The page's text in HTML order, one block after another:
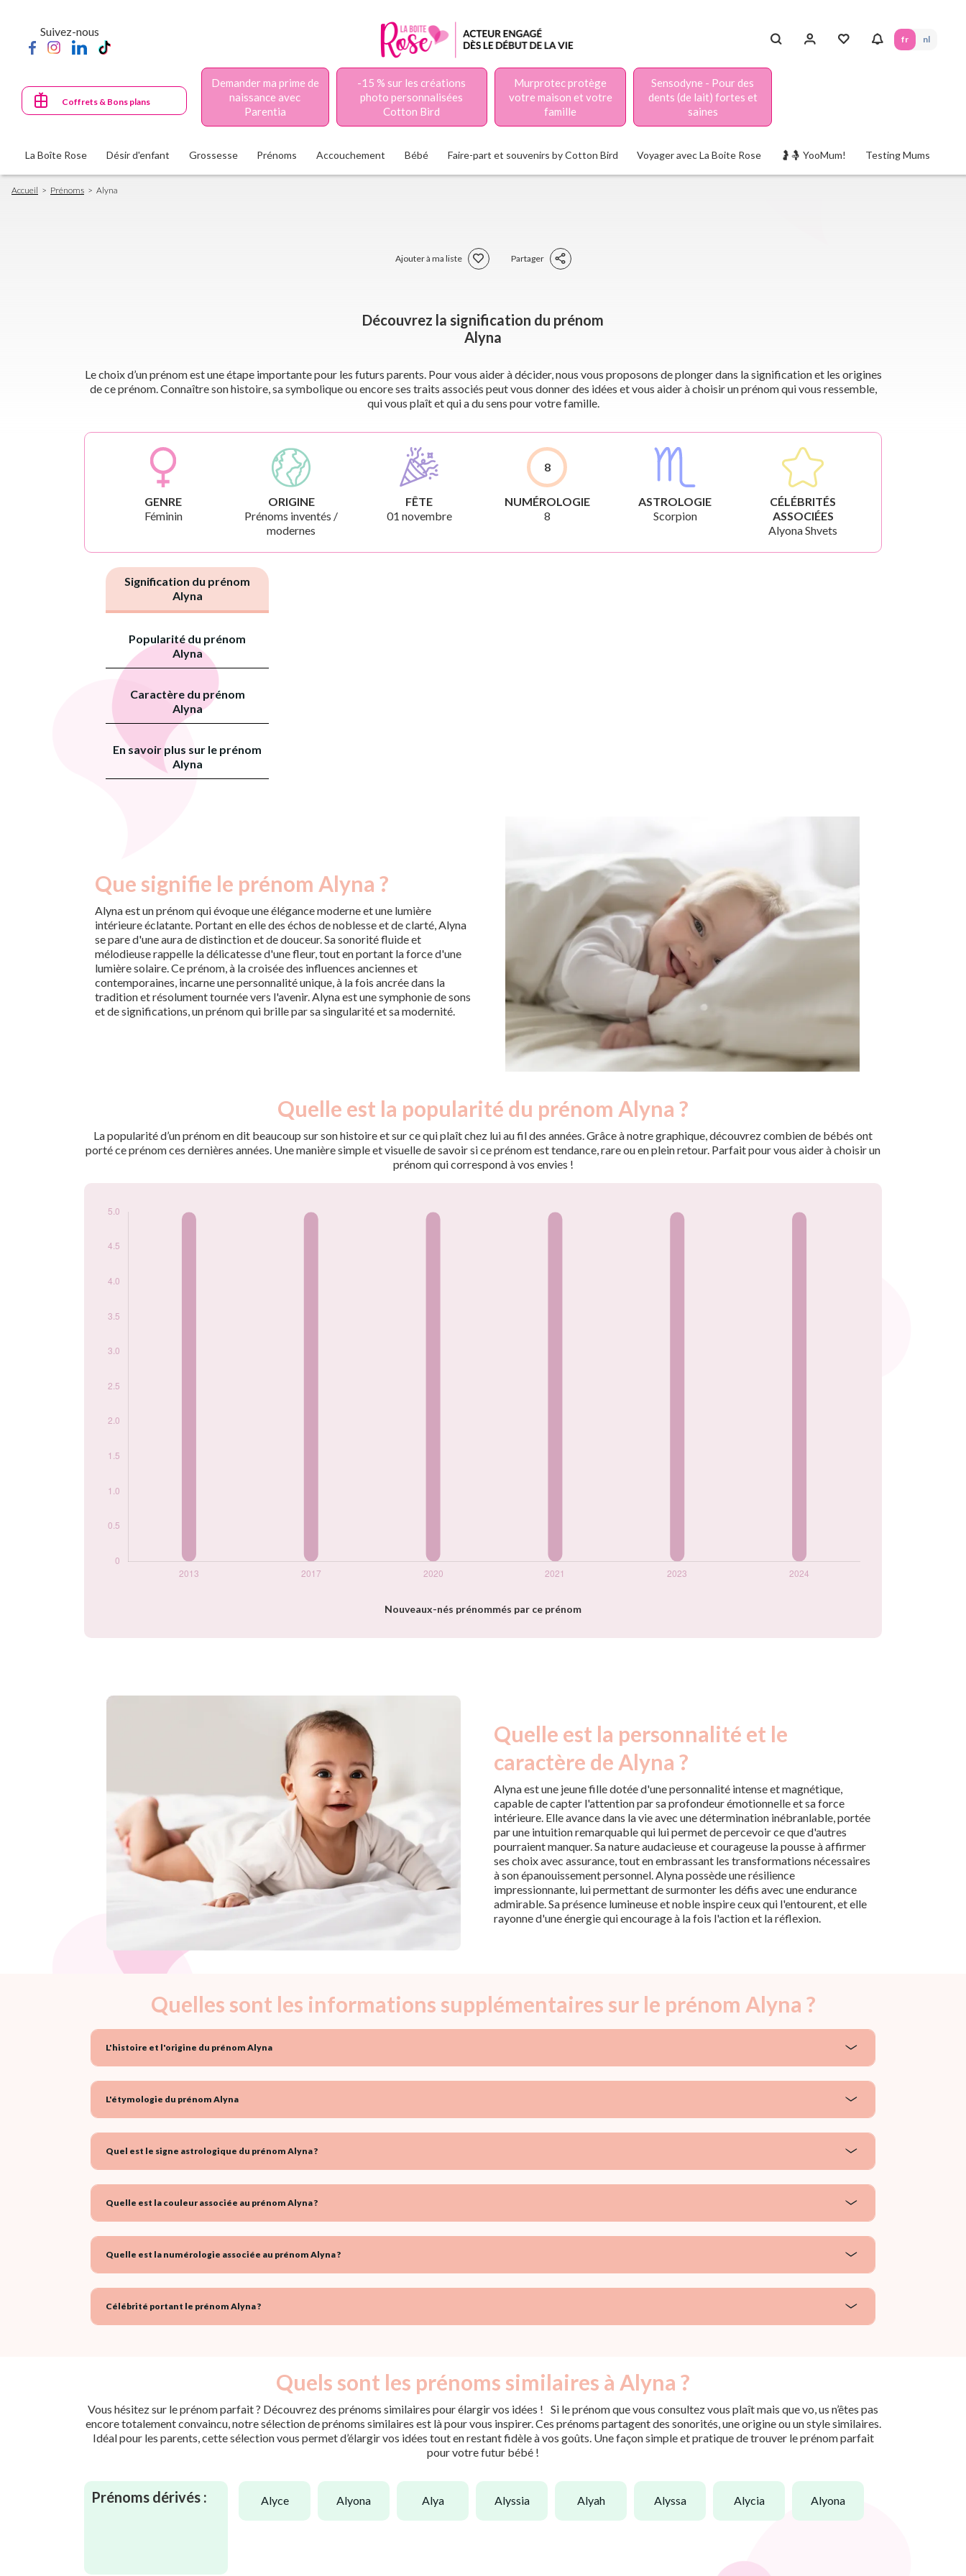
principal
Suivez-nous
fr nl
Coffrets & Bons plans
Demander ma prime de
naissance avec
Parentia
-15 % sur les créations
photo personnalisées
Cotton Bird
Murprotec protège
votre maison et votre
famille
Sensodyne - Pour des
dents (de lait) fortes et
saines
La Boîte Rose Désir d'enfant Grossesse Prénoms Accouchement Bébé Faire-part et souvenirs by Cotton Bird Voyager avec La Boite Rose 🤰🤱 YooMum! Testing Mums
Fil
d'Ariane
Accueil Prénoms Alyna
Ajouter à ma liste Partager
Découvrez la signification du prénom
Alyna
Le choix d’un prénom est une étape importante pour les futurs parents. Pour vous aider à décider, nous vous proposons de plonger dans la signification et les origines
de ce prénom. Connaître son histoire, sa symbolique ou encore ses traits associés peut vous donner des idées et vous aider à choisir un prénom qui vous ressemble,
qui vous plaît et qui a du sens pour votre famille.
GENRE
Féminin
ORIGINE
Prénoms inventés /
modernes
FÊTE
01 novembre
8
NUMÉROLOGIE
8
ASTROLOGIE
Scorpion
CÉLÉBRITÉS
ASSOCIÉES
Alyona Shvets
Signification du prénom
Alyna
Popularité du prénom
Alyna
Caractère du prénom
Alyna
En savoir plus sur le prénom
Alyna
Que signifie le prénom Alyna ?
Alyna est un prénom qui évoque une élégance moderne et une lumière
intérieure éclatante. Portant en elle des échos de noblesse et de clarté, Alyna
se pare d'une aura de distinction et de douceur. Sa sonorité fluide et
mélodieuse rappelle la délicatesse d'une fleur, tout en portant la force d'une
lumière solaire. Ce prénom, à la croisée des influences anciennes et
contemporaines, incarne une personnalité unique, à la fois ancrée dans la
tradition et résolument tournée vers l'avenir. Alyna est une symphonie de sons
et de significations, un prénom qui brille par sa singularité et sa modernité.
Quelle est la popularité du prénom Alyna ?
La popularité d’un prénom en dit beaucoup sur son histoire et sur ce qui plaît chez lui au fil des années. Grâce à notre graphique, découvrez combien de bébés ont
porté ce prénom ces dernières années. Une manière simple et visuelle de savoir si ce prénom est tendance, rare ou en plein retour. Parfait pour vous aider à choisir un
prénom qui correspond à vos envies !
Nouveaux-nés prénommés par ce prénom
prénom Alyna par
2013
5
2017
5
2024
Quelle est la personnalité et le
caractère de Alyna ?
Alyna est une jeune fille dotée d'une personnalité intense et magnétique,
capable de capter l'attention par sa profondeur émotionnelle et sa force
intérieure. Elle avance dans la vie avec une détermination inébranlable, portée
par une intuition remarquable qui lui permet de percevoir ce que d'autres
pourraient manquer. Sa nature audacieuse et courageuse la pousse à affirmer
ses choix avec assurance, tout en embrassant les transformations nécessaires
à son épanouissement personnel. Alyna possède une résilience
impressionnante, lui permettant de surmonter les défis avec une endurance
admirable. Sa présence lumineuse et noble inspire ceux qui l'entourent, et elle
rayonne d'une énergie qui encourage à la fois l'action et la réflexion.
Quelles sont les informations supplémentaires sur le prénom Alyna ?
L'histoire et l'origine du prénom Alyna
L'étymologie du prénom Alyna
Quel est le signe astrologique du prénom Alyna ?
Quelle est la couleur associée au prénom Alyna ?
Quelle est la numérologie associée au prénom Alyna ?
Célébrité portant le prénom Alyna ?
Quels sont les prénoms similaires à Alyna ?
Vous hésitez sur le prénom parfait ? Découvrez des prénoms similaires pour élargir vos idées ! Si le prénom que vous consultez vous plaît mais que vo, us n’êtes pas
encore totalement convaincu, notre sélection de prénoms similaires est là pour vous inspirer. Ces prénoms partagent des sonorités, une origine ou un style similaires.
Idéal pour les parents, cette sélection vous permet d’élargir vos idées tout en restant fidèle à vos goûts. Une façon simple et pratique de trouver le prénom parfait
pour votre futur bébé !
Prénoms dérivés : alyce alyona alya alyssia alyah alyssa alycia alyona